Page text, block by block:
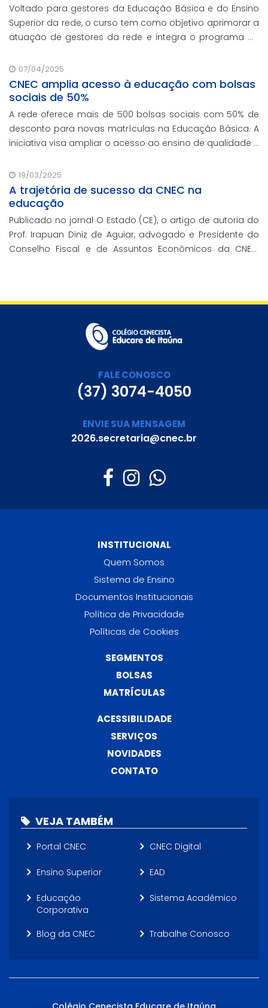
Voltado para gestores da Educação Básica e do Ensino
Superior da rede, o curso tem como objetivo aprimorar a
atuação de gestores da rede e integra o programa de
contando com o oferecimento gratuito da Re
07/04/2025
CNEC amplia acesso à educação com bolsas
sociais de 50%
A rede oferece mais de 500 bolsas sociais com 50% de
desconto para novas matrículas na Educação Básica. A
iniciativa visa ampliar o acesso ao ensino de qualidade e
19/03/2025
A trajetória de sucesso da CNEC na
educação
Publicado no jornal O Estado (CE), o artigo de autoria do
Prof. Irapuan Diniz de Aguiar, advogado e Presidente do
Conselho Fiscal e de Assuntos Econômicos da CNEC,
FALE CONOSCO
(37) 3074-4050
ENVIE SUA MENSAGEM
2026.secretaria@cnec.br
INSTITUCIONAL
Quem Somos
Sistema de Ensino
Documentos Institucionais
Política de Privacidade
Políticas de Cookies
SEGMENTOS
BOLSAS
MATRÍCULAS
ACESSIBILIDADE
SERVIÇOS
NOVIDADES
CONTATO
VEJA TAMBÉM
Portal CNEC CNEC Digital
Ensino Superior EAD
Educação
Corporativa
Sistema Acadêmico
Blog da CNEC Trabalhe Conosco